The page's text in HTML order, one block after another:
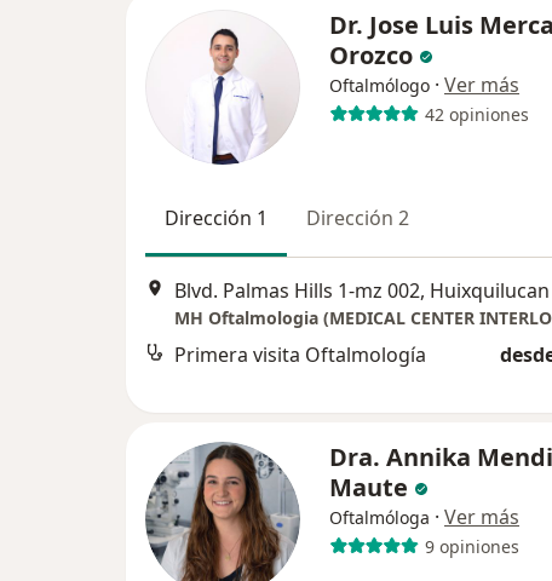
Dr. Jose Luis
Orozco
Oftalmólogo · Ver más
42 opiniones
Dirección 1 Dirección 2
Blvd. Palmas Hills 1-mz 002, Huixquilucan
Primera visita Oftalmología
Dra. Annika
Maute
Oftalmóloga · Ver más
9 opiniones